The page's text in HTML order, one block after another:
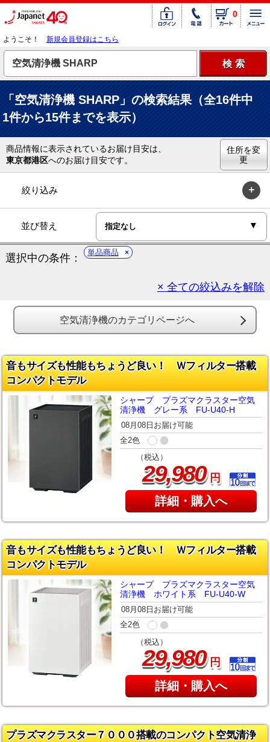
0
ようこそ！ 新規会員登録はこちら
「空気清浄機 SHARP」の検索結果（全16件中
1件から15件までを表示）
商品情報に表示されているお届け目安は、
東京都港区へのお届け目安です。
住所を変
更
絞り込み
並び替え
選択中の条件： 単品商品
× 全ての絞込みを解除
空気清浄機のカテゴリページへ
音もサイズも性能もちょうど良い！ Ｗフィルター搭載
コンパクトモデル
シャープ プラズマクラスター空気
清浄機 グレー系 FU-U40-H
08月08日お届け可能
全2色
（税込）
29,980円
詳細・購入へ
音もサイズも性能もちょうど良い！ Ｗフィルター搭載
コンパクトモデル
シャープ プラズマクラスター空気
清浄機 ホワイト系 FU-U40-W
08月08日お届け可能
全2色
（税込）
29,980円
詳細・購入へ
プラズマクラスター７０００搭載のコンパクト空気清浄